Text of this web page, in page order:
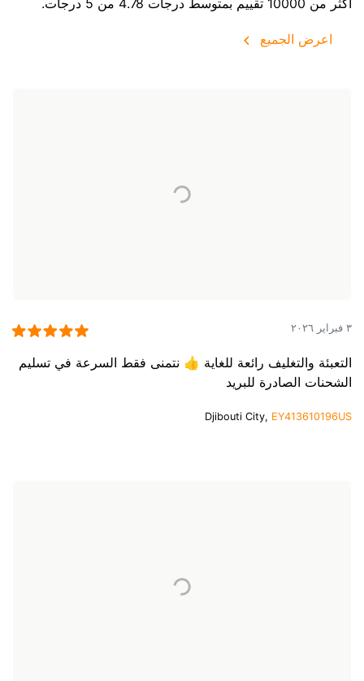
اعرض الجميع
٣ فبراير ٢٠٢٦
التعبئة والتغليف رائعة للغاية 👍 نتمنى فقط السرعة في تسليم
الشحنات الصادرة للبريد
Djibouti City, EY413610196US